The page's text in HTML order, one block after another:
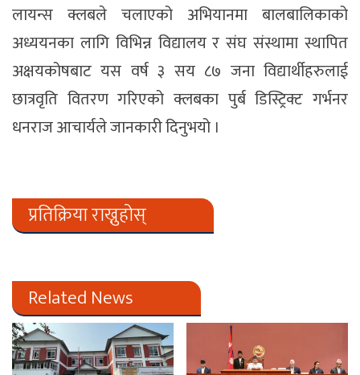
लायन्स क्लबले चलाएको अभियानमा बालबालिकाको
अध्ययनका लागि विभिन्न विद्यालय र संघ संस्थामा स्थापित
अक्षयकोषबाट यस वर्ष ३ सय ८७ जना विद्यार्थीहरुलाई
छात्रवृति वितरण गरिएको क्लबका पुर्ब डिस्ट्रिक्ट गर्भनर
धनराज आचार्यले जानकारी दिनुभयो ।
प्रतिक्रिया राख्नुहोस्
Related News